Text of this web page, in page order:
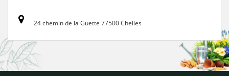
24 chemin de la Guette 77500 Chelles